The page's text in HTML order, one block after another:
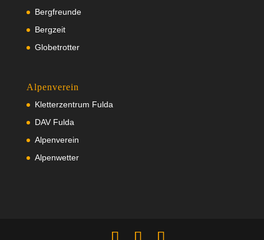
Bergfreunde
Bergzeit
Globetrotter
Alpenverein
Kletterzentrum Fulda
DAV Fulda
Alpenverein
Alpenwetter